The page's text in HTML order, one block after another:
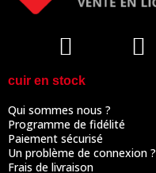
cuir en stock
Qui sommes nous ?
Programme de fidélité
Paiement sécurisé
Un problème de connexion ?
Frais de livraison